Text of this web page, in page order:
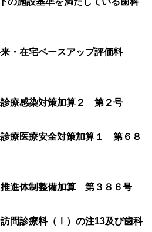
・在宅ベースアップ評価料
診療感染対策加算２ 第２号
診療医療安全対策加算１ 第６８
推進体制整備加算 第３８６号
訪問診療料（Ⅰ）の注13及び歯科